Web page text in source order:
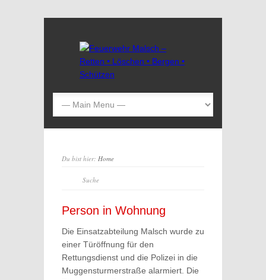
Du bist hier: Home
Person in Wohnung
Die Einsatzabteilung Malsch wurde zu
einer Türöffnung für den
Rettungsdienst und die Polizei in die
Muggensturmerstraße alarmiert. Die